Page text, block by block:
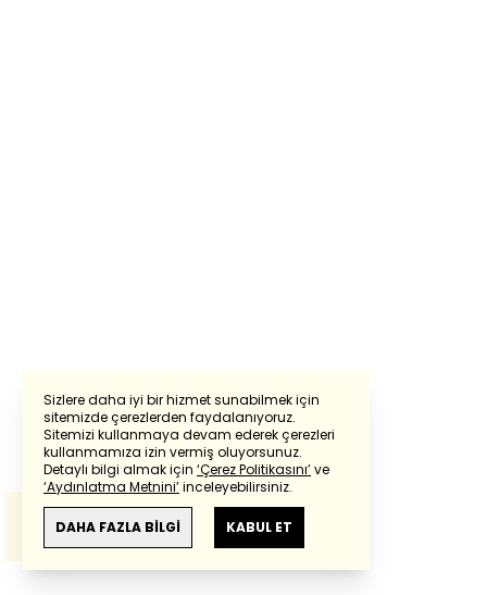
Sizlere daha iyi bir hizmet sunabilmek için
sitemizde çerezlerden faydalanıyoruz.
Sitemizi kullanmaya devam ederek çerezleri
kullanmamıza izin vermiş oluyorsunuz.
Detaylı bilgi almak için ‘Çerez Politikasını’ve
‘Aydınlatma Metnini’inceleyebilirsiniz.
DAHA FAZLA BİLGİ KABUL ET
Powered by Translate
Bu çevirideGoogle Transletekullanılmıştır.
Anlam ve çeviri hatalarından
haberturk.com
sorumlu değildir.